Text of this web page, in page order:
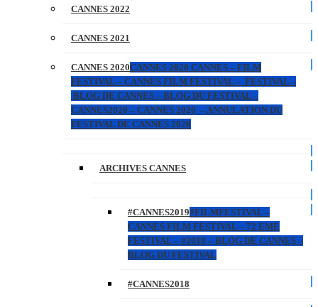
CANNES 2022
CANNES 2021
CANNES 2020CANNES 2020 CANNES – FILM
FESTIVAL – CANNES FILM FESTIVAL – FESTIVAL –
BLOG DE CANNES – BLOG DU FESTIVAL –
CANNES2020 – CANNES 2020 – ANNULATION DU
FESTIVAL DE CANNES 2020
ARCHIVES CANNES
#CANNES2019#FILMFESTIVAL –
CANNES FILM FESTIVAL – 72 EME
FESTIVAL – #2019 – BLOG DE CANNES –
BLOG DU FESTIVAL
#CANNES2018